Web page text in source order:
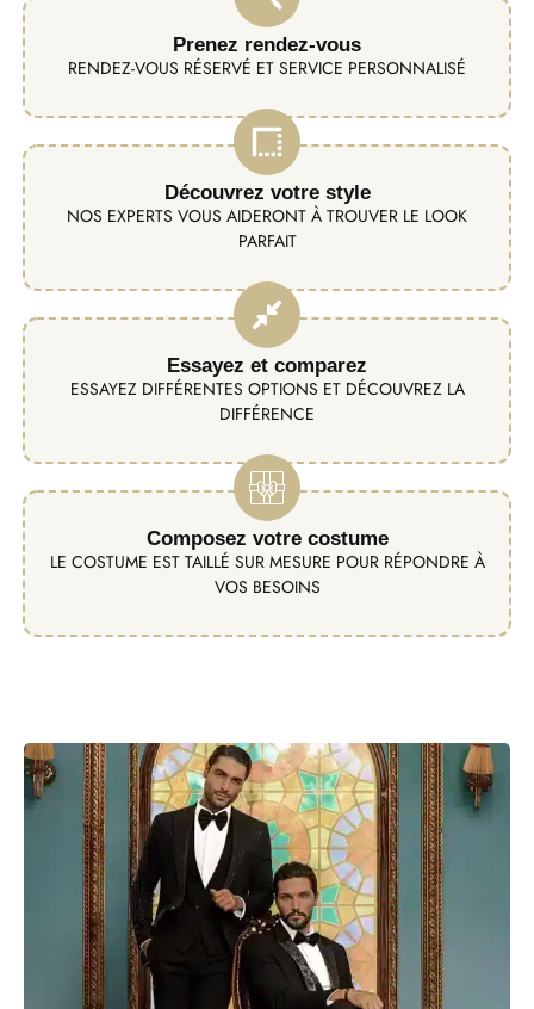
Prenez rendez-vous
RENDEZ-VOUS RÉSERVÉ ET SERVICE PERSONNALISÉ
Découvrez votre style
NOS EXPERTS VOUS AIDERONT À TROUVER LE LOOK
PARFAIT
Essayez et comparez
ESSAYEZ DIFFÉRENTES OPTIONS ET DÉCOUVREZ LA
DIFFÉRENCE
Composez votre costume
LE COSTUME EST TAILLÉ SUR MESURE POUR RÉPONDRE À
VOS BESOINS